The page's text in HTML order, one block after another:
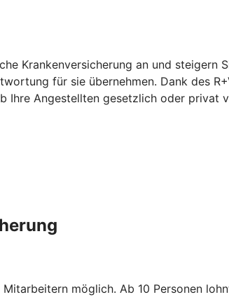
Krankenversicherung an und
für sie übernehmen. Dank des
Angestellten gesetzlich oder privat
möglich. Ab 10 Personen